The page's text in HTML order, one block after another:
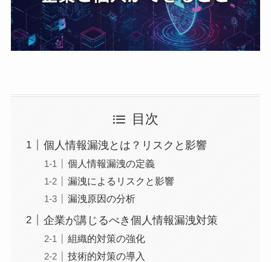
目次
個人情報漏洩とは？リスクと影響
個人情報漏洩の定義
漏洩によるリスクと影響
漏洩原因の分析
企業が講じるべき個人情報漏洩対策
組織的対策の強化
技術的対策の導入